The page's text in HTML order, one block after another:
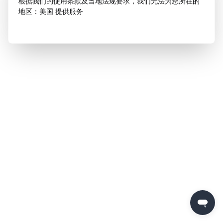
地区：美国 提供服务